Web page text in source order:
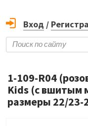
Вход /
1-109-R04
Kids (с вшитым
размеры 22/23-